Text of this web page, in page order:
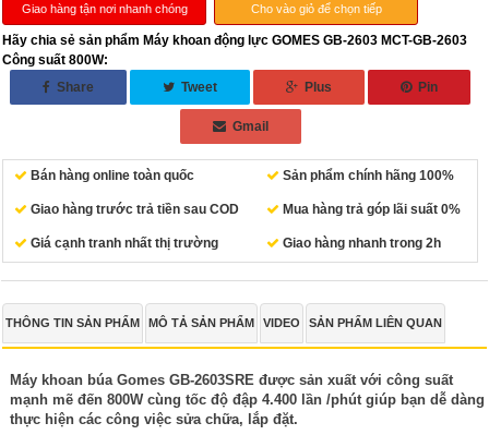
Giao hàng tận nơi nhanh chóng Cho vào giỏ để chọn tiếp
Hãy chia sẻ sản phẩm Máy khoan động lực GOMES GB-2603 MCT-GB-2603
Công suất 800W:
Share
Tweet Plus Pin
Gmail
Bán hàng online toàn quốc Sản phẩm chính hãng 100%
Giao hàng trước trả tiền sau COD Mua hàng trả góp lãi suất 0%
Giá cạnh tranh nhất thị trường Giao hàng nhanh trong 2h
THÔNG TIN SẢN PHẨM MÔ TẢ SẢN PHẨM VIDEO SẢN PHẨM LIÊN QUAN
Máy khoan búa Gomes GB-2603SRE được sản xuất với công suất
mạnh mẽ đến 800W cùng tốc độ đập 4.400 lần /phút giúp bạn dễ dàng
thực hiện các công việc sửa chữa, lắp đặt.